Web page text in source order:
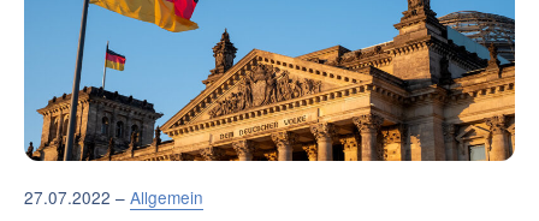
27.07.2022 – Allgemein